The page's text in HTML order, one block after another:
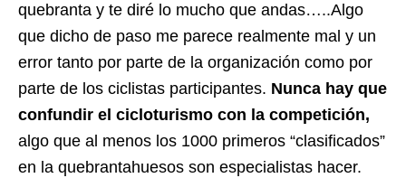
quebranta y te diré lo mucho que andas…..Algo
que dicho de paso me parece realmente mal y un
error tanto por parte de la organización como por
parte de los ciclistas participantes. Nunca hay que
confundir el cicloturismo con la competición,
algo que al menos los 1000 primeros “clasificados”
en la quebrantahuesos son especialistas hacer.